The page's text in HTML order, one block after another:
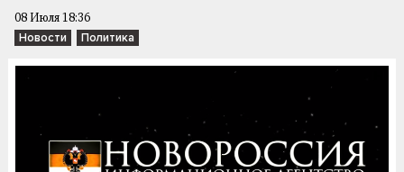
08 Июля 18:36
Новости Политика